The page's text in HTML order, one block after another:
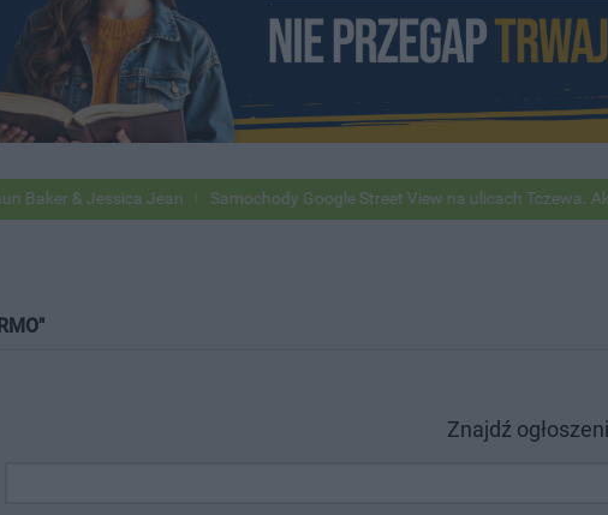
& Jessica Jean Samochody Google Street View na ulicach Tczewa.
Znajdź